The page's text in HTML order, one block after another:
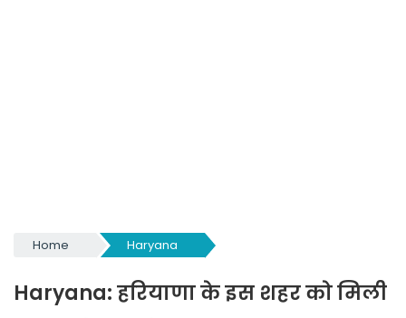
Home Haryana
Haryana: हरियाणा के इस शहर को मिली